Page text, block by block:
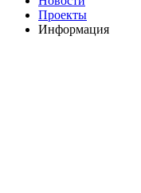
Проекты
Информация